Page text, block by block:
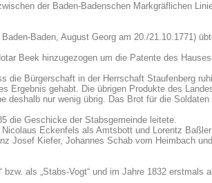
der Baden-Badenschen Markgräflichen
Baden, August Georg am 20./21.10.1771)
Beek hinzugezogen um die Patente des
Bürgerschaft in der Herrschaft Staufenberg
Ergebnis gehabt. Die übrigen Produkte des
deshalb nur wenig übrig. Das Brot für die
die Geschicke der Stabsgemeinde leitete.
Eckenfels als Amtsbott und Lorentz
Josef Kiefer, Johannes Schab vom Heimbach
als „Stabs-Vogt“ und im Jahre 1832 erstmals